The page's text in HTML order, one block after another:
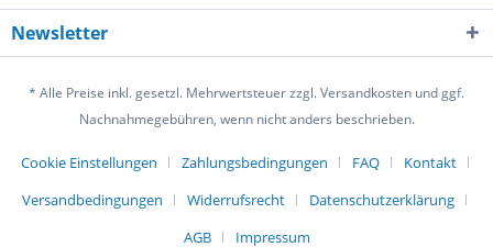
Newsletter
* Alle Preise inkl. gesetzl. Mehrwertsteuer zzgl. Versandkosten und ggf.
Nachnahmegebühren, wenn nicht anders beschrieben.
Cookie Einstellungen Zahlungsbedingungen FAQ
Kontakt
Versandbedingungen
Widerrufsrecht
Datenschutzerklärung
AGB
Impressum